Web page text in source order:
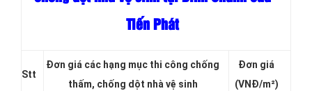
Tiến Phát
Stt
Đơn giá các hạng mục thi công chống
thấm, chống dột nhà vệ sinh
Đơn giá
(VNĐ/m²)